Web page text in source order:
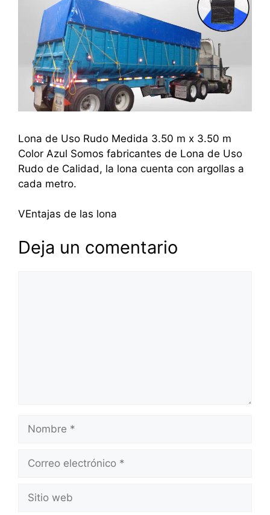
Lona de Uso Rudo Medida 3.50 m x 3.50 m
Color Azul Somos fabricantes de Lona de Uso
Rudo de Calidad, la lona cuenta con argollas a
cada metro.
VEntajas de las lona
Deja un comentario
electrónico
web